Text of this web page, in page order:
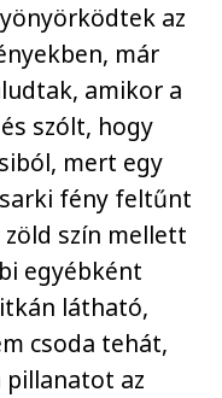
az
már
amikor a
szólt, hogy
mert egy
fény feltűnt
zöld szín mellett
egyébként
látható,
csoda tehát,
pillanatot az